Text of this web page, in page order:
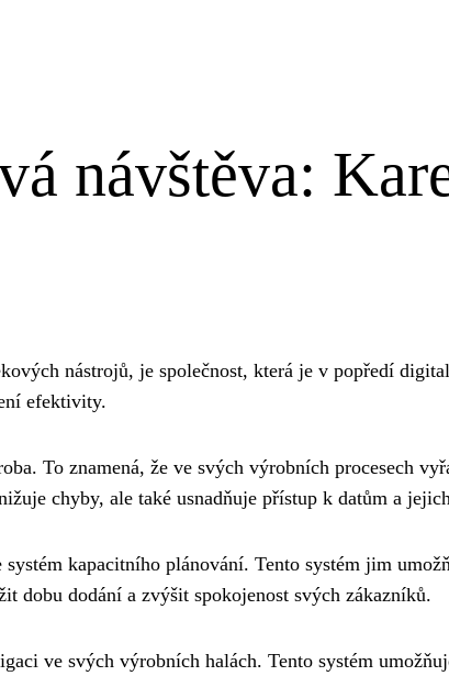
návštěva:
nástrojů, je společnost, která je v popředí
efektivity.
To znamená, že ve svých výrobních
chyby, ale také usnadňuje přístup k datům a
kapacitního plánování. Tento systém jim
dobu dodání a zvýšit spokojenost svých zákazníků.
ve svých výrobních halách. Tento systém